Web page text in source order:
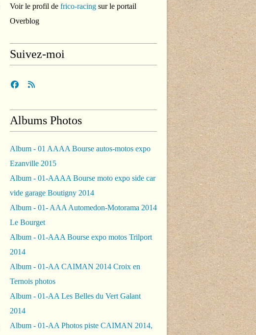
Voir le profil de frico-racing sur le portail
Overblog
Suivez-moi
Albums Photos
Album - 01 AAAA Bourse autos-motos expo
Ezanville 2015
Album - 01-AAAA Bourse moto expo side car
vide garage Boutigny 2014
Album - 01- AAA Automedon-Motorama 2014
Le Bourget
Album - 01-AAA Bourse expo motos Trilport
2014
Album - 01-AA CAIMAN 2014 Croix en
Ternois photos
Album - 01-AA Les Belles du Vert Galant
2014
Album - 01-AA Photos piste CAIMAN 2014,